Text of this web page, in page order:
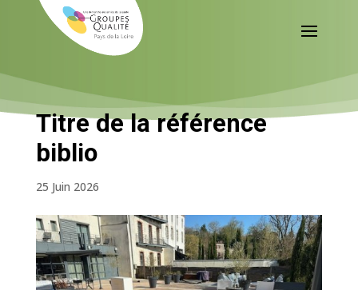
Titre de la référence
biblio
25 Juin 2026